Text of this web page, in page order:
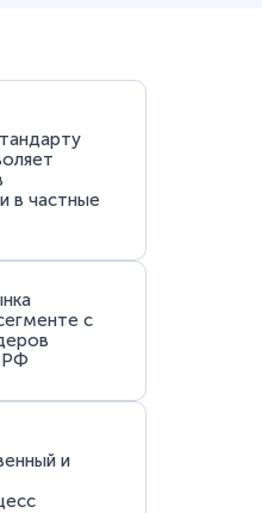
в частные
с
РФ
и